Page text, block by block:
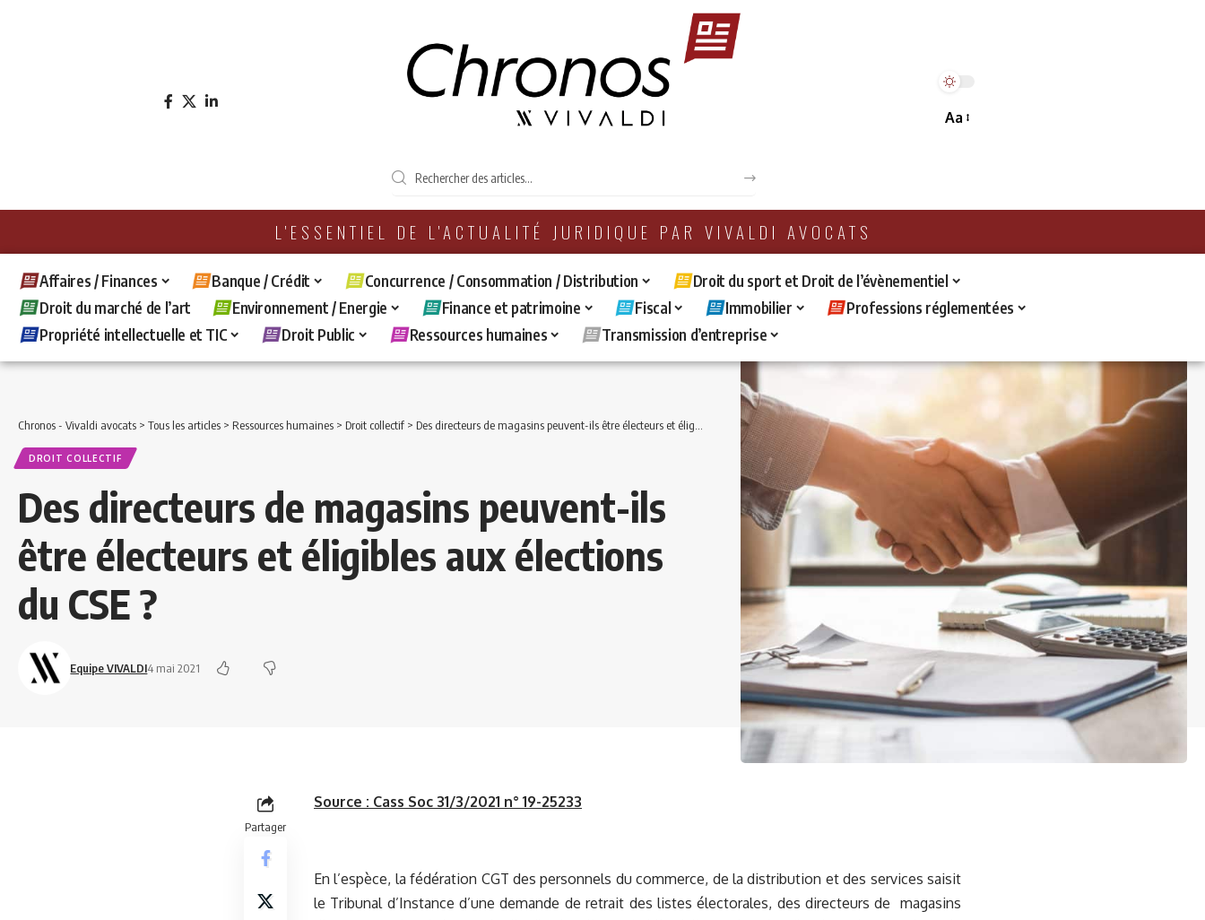
Aa
L'ESSENTIEL DE L'ACTUALITÉ JURIDIQUE PAR VIVALDI AVOCATS
Affaires / Finances Banque / Crédit Concurrence / Consommation / Distribution
Droit du sport et Droit de l’évènementiel
Droit du marché de l’art
Environnement / Energie Finance et patrimoine Fiscal Immobilier
Professions réglementées
Propriété intellectuelle et TIC
Droit Public Ressources humaines Transmission d’entreprise
Chronos - Vivaldi avocats > Tous les articles > Ressources humaines > Droit collectif > Des directeurs de magasins peuvent-ils être électeurs et éligibles aux élections du CSE ?
DROIT COLLECTIF
Des directeurs de magasins peuvent-ils
être électeurs et éligibles aux élections
du CSE ?
Equipe VIVALDI4 mai 2021
Partager
Source : Cass Soc 31/3/2021 n° 19-25233
En l’espèce, la fédération CGT des personnels du commerce, de la distribution et des services saisit
le Tribunal d’Instance d’une demande de retrait des listes électorales, des directeurs de magasins